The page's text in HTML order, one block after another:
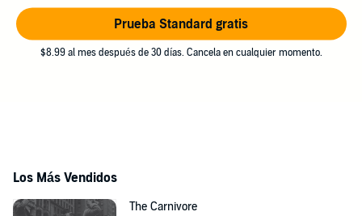
Prueba Standard gratis
$8.99 al mes después de 30 días. Cancela en cualquier momento.
Los Más Vendidos
The Carnivore